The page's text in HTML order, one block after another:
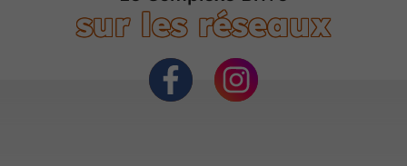
conviviale.sur les réseaux